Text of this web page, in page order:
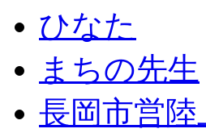
ひなた
まちの先生
長岡市営陸